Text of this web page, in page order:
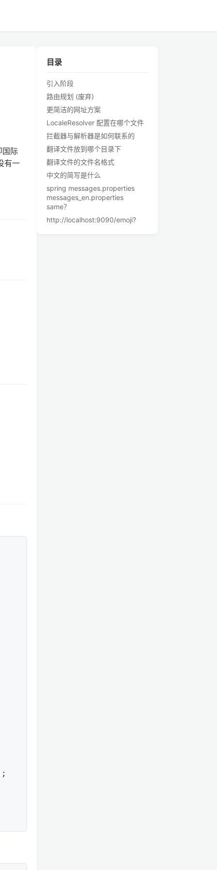
国际
有一
目录
引入阶段
路由规划 (废弃)
更简洁的网址方案
LocaleResolver 配置在哪个文件
拦截器与解析器是如何联系的
翻译文件放到哪个目录下
翻译文件的文件名格式
中文的简写是什么
spring messages.properties
messages_en.properties
same？
http://localhost:9090/emoji?